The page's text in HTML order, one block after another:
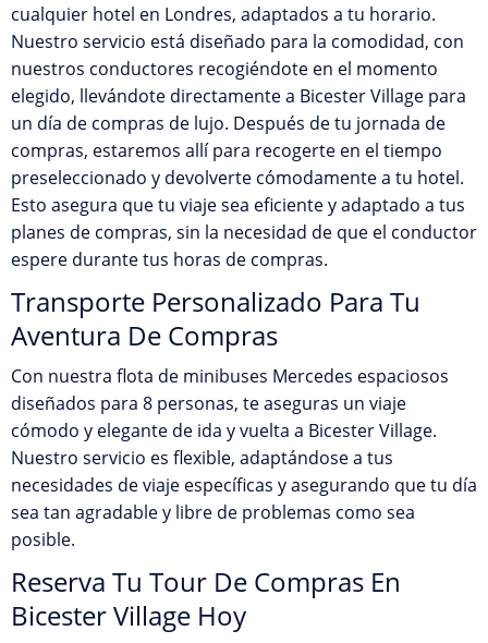
cualquier hotel en Londres, adaptados a tu horario.
Nuestro servicio está diseñado para la comodidad, con
nuestros conductores recogiéndote en el momento
elegido, llevándote directamente a Bicester Village para
un día de compras de lujo. Después de tu jornada de
compras, estaremos allí para recogerte en el tiempo
preseleccionado y devolverte cómodamente a tu hotel.
Esto asegura que tu viaje sea eficiente y adaptado a tus
planes de compras, sin la necesidad de que el conductor
espere durante tus horas de compras.
Transporte Personalizado Para Tu
Aventura De Compras
Con nuestra flota de minibuses Mercedes espaciosos
diseñados para 8 personas, te aseguras un viaje
cómodo y elegante de ida y vuelta a Bicester Village.
Nuestro servicio es flexible, adaptándose a tus
necesidades de viaje específicas y asegurando que tu día
sea tan agradable y libre de problemas como sea
posible.
Reserva Tu Tour De Compras En
Bicester Village Hoy